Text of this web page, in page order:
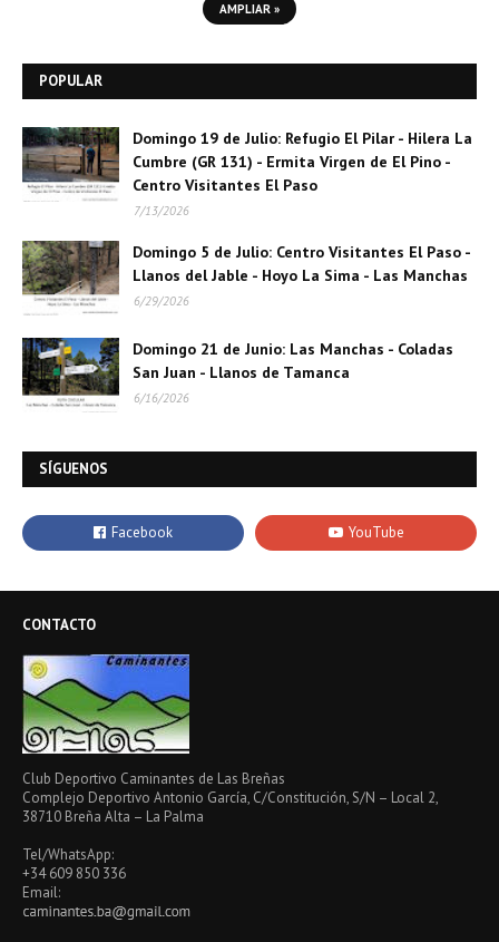
AMPLIAR »
POPULAR
Domingo 19 de Julio: Refugio El Pilar - Hilera La
Cumbre (GR 131) - Ermita Virgen de El Pino -
Centro Visitantes El Paso
7/13/2026
Domingo 5 de Julio: Centro Visitantes El Paso -
Llanos del Jable - Hoyo La Sima - Las Manchas
6/29/2026
Domingo 21 de Junio: Las Manchas - Coladas
San Juan - Llanos de Tamanca
6/16/2026
SÍGUENOS
CONTACTO
Club Deportivo Caminantes de Las Breñas
Complejo Deportivo Antonio García, C/Constitución, S/N – Local 2,
38710 Breña Alta – La Palma
Tel/WhatsApp:
+34 609 850 336
Email: